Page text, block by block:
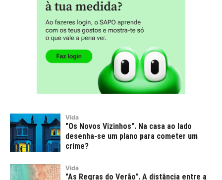
Vida
"Os Novos Vizinhos". Na casa ao lado
desenha-se um plano para cometer um
crime?
Vida
"As Regras do Verão". A distância entre a